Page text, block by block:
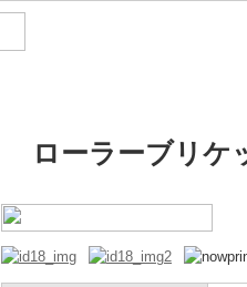
ローラーブリケ